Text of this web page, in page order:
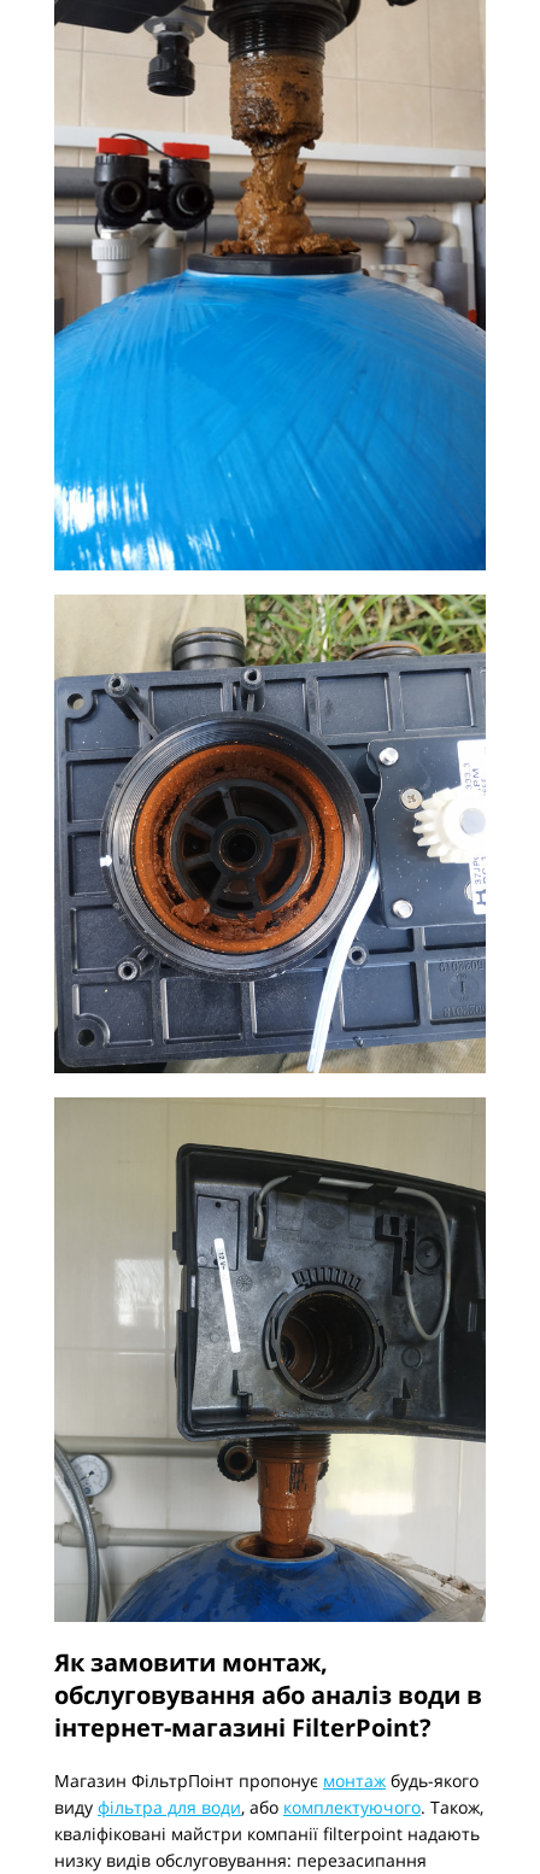
Як замовити монтаж,
обслуговування або аналіз води в
інтернет-магазині FilterPoint?
Магазин ФільтрПоінт пропонує монтаж будь-якого
виду фільтра для води, або комплектуючого. Також,
кваліфіковані майстри компанії filterpoint надають
низку видів обслуговування: перезасипання